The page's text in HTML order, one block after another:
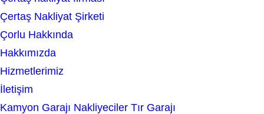
a
r
c
h
Çertaş Nakliyat Şirketi
Çorlu Hakkında
Hakkımızda
Hizmetlerimiz
İletişim
Kamyon Garajı Nakliyeciler Tır Garajı